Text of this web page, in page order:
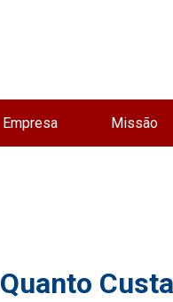
Empresa Missão
Quanto